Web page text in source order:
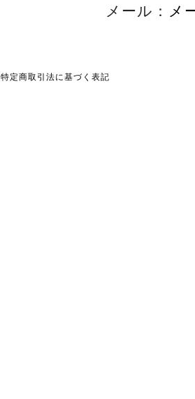
メール： メ
特定商取引法に基づく表記